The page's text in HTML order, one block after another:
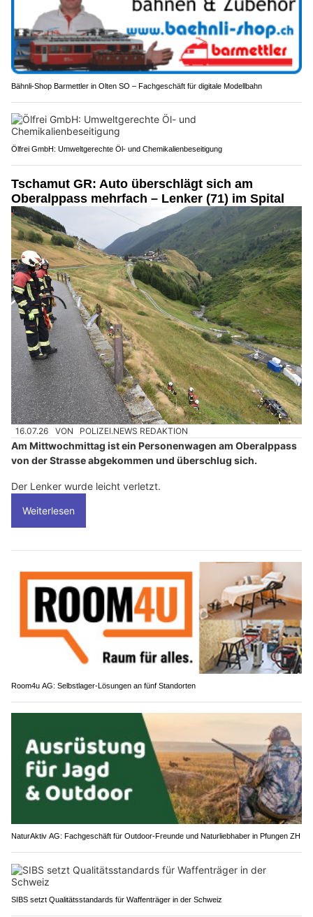
Bähnli-Shop Barmettler in Olten SO – Fachgeschäft für digitale Modellbahn
Ölfrei GmbH: Umweltgerechte Öl- und Chemikalienbeseitigung
Tschamut GR: Auto überschlägt sich am
Oberalppass mehrfach – Lenker (71) im Spital
16.07.26 VON POLIZEI.NEWS REDAKTION
Am Mittwochmittag ist ein Personenwagen am Oberalppass
von der Strasse abgekommen und überschlug sich.
Der Lenker wurde leicht verletzt.
Weiterlesen
Room4u AG: Selbstlager-Lösungen an fünf Standorten
NaturAktiv AG: Fachgeschäft für Outdoor-Freunde und Naturliebhaber in Pfungen ZH
SIBS setzt Qualitätsstandards für Waffenträger in der Schweiz